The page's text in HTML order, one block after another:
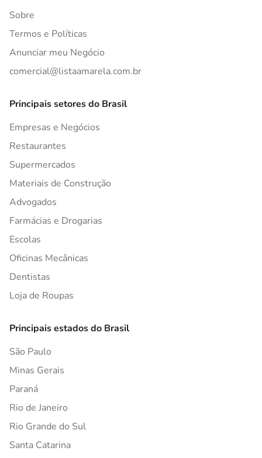
Sobre
Termos e Políticas
Anunciar meu Negócio
comercial@listaamarela.com.br
Principais setores do Brasil
Empresas e Negócios
Restaurantes
Supermercados
Materiais de Construção
Advogados
Farmácias e Drogarias
Escolas
Oficinas Mecânicas
Dentistas
Loja de Roupas
Principais estados do Brasil
São Paulo
Minas Gerais
Paraná
Rio de Janeiro
Rio Grande do Sul
Santa Catarina